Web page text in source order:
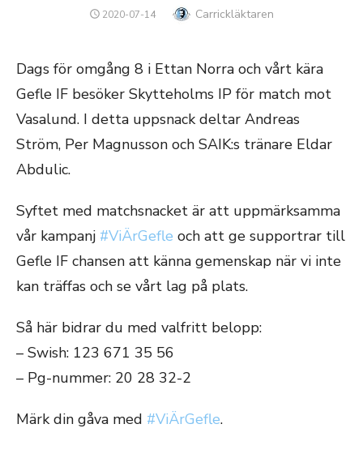
PUBLICERAT
2020-07-14 Författare
Carrickläktaren
Dags för omgång 8 i Ettan Norra och vårt kära
Gefle IF besöker Skytteholms IP för match mot
Vasalund. I detta uppsnack deltar Andreas
Ström, Per Magnusson och SAIK:s tränare Eldar
Abdulic.
Syftet med matchsnacket är att uppmärksamma
vår kampanj #ViÄrGefle och att ge supportrar till
Gefle IF chansen att känna gemenskap när vi inte
kan träffas och se vårt lag på plats.
Så här bidrar du med valfritt belopp:
– Swish: 123 671 35 56
– Pg-nummer: 20 28 32-2
Märk din gåva med #ViÄrGefle.